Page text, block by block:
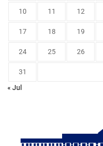
10 11 12
17 18 19
24 25 26
31
« Jul